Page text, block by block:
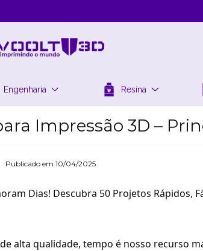
Engenharia Resina
Impressão 3D –
Publicado em 10/04/2025
Dias! Descubra 50 Projetos Rápidos,
alta qualidade, tempo é nosso recurso